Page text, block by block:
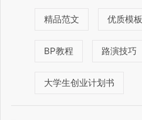
精品范文 优质模板
BP教程 路演技巧
大学生创业计划书